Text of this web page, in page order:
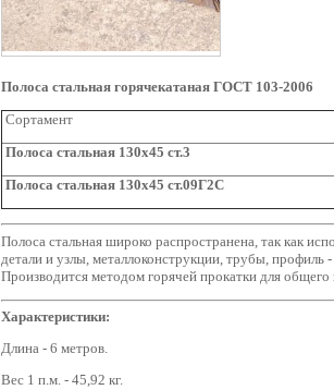
Полоса стальная горячекатаная ГОСТ 103-2006
Сортамент
Полоса стальная 130x45 ст.3
Полоса стальная 130x45 ст.09Г2С
Полоса стальная широко распространена, так как
детали и узлы, металлоконструкции, трубы, профиль
Производится методом горячей прокатки для общего
Характеристики:
Длина - 6 метров.
Вес 1 п.м. - 45,92 кг.